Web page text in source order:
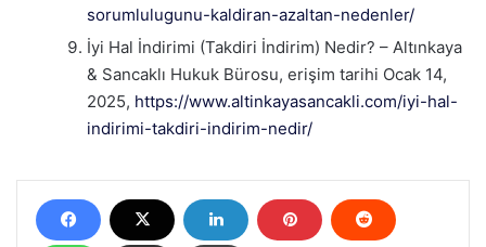
sorumlulugunu-kaldiran-azaltan-nedenler/
İyi Hal İndirimi (Takdiri İndirim) Nedir? – Altınkaya
& Sancaklı Hukuk Bürosu, erişim tarihi Ocak 14,
2025, https://www.altinkayasancakli.com/iyi-hal-
indirimi-takdiri-indirim-nedir/